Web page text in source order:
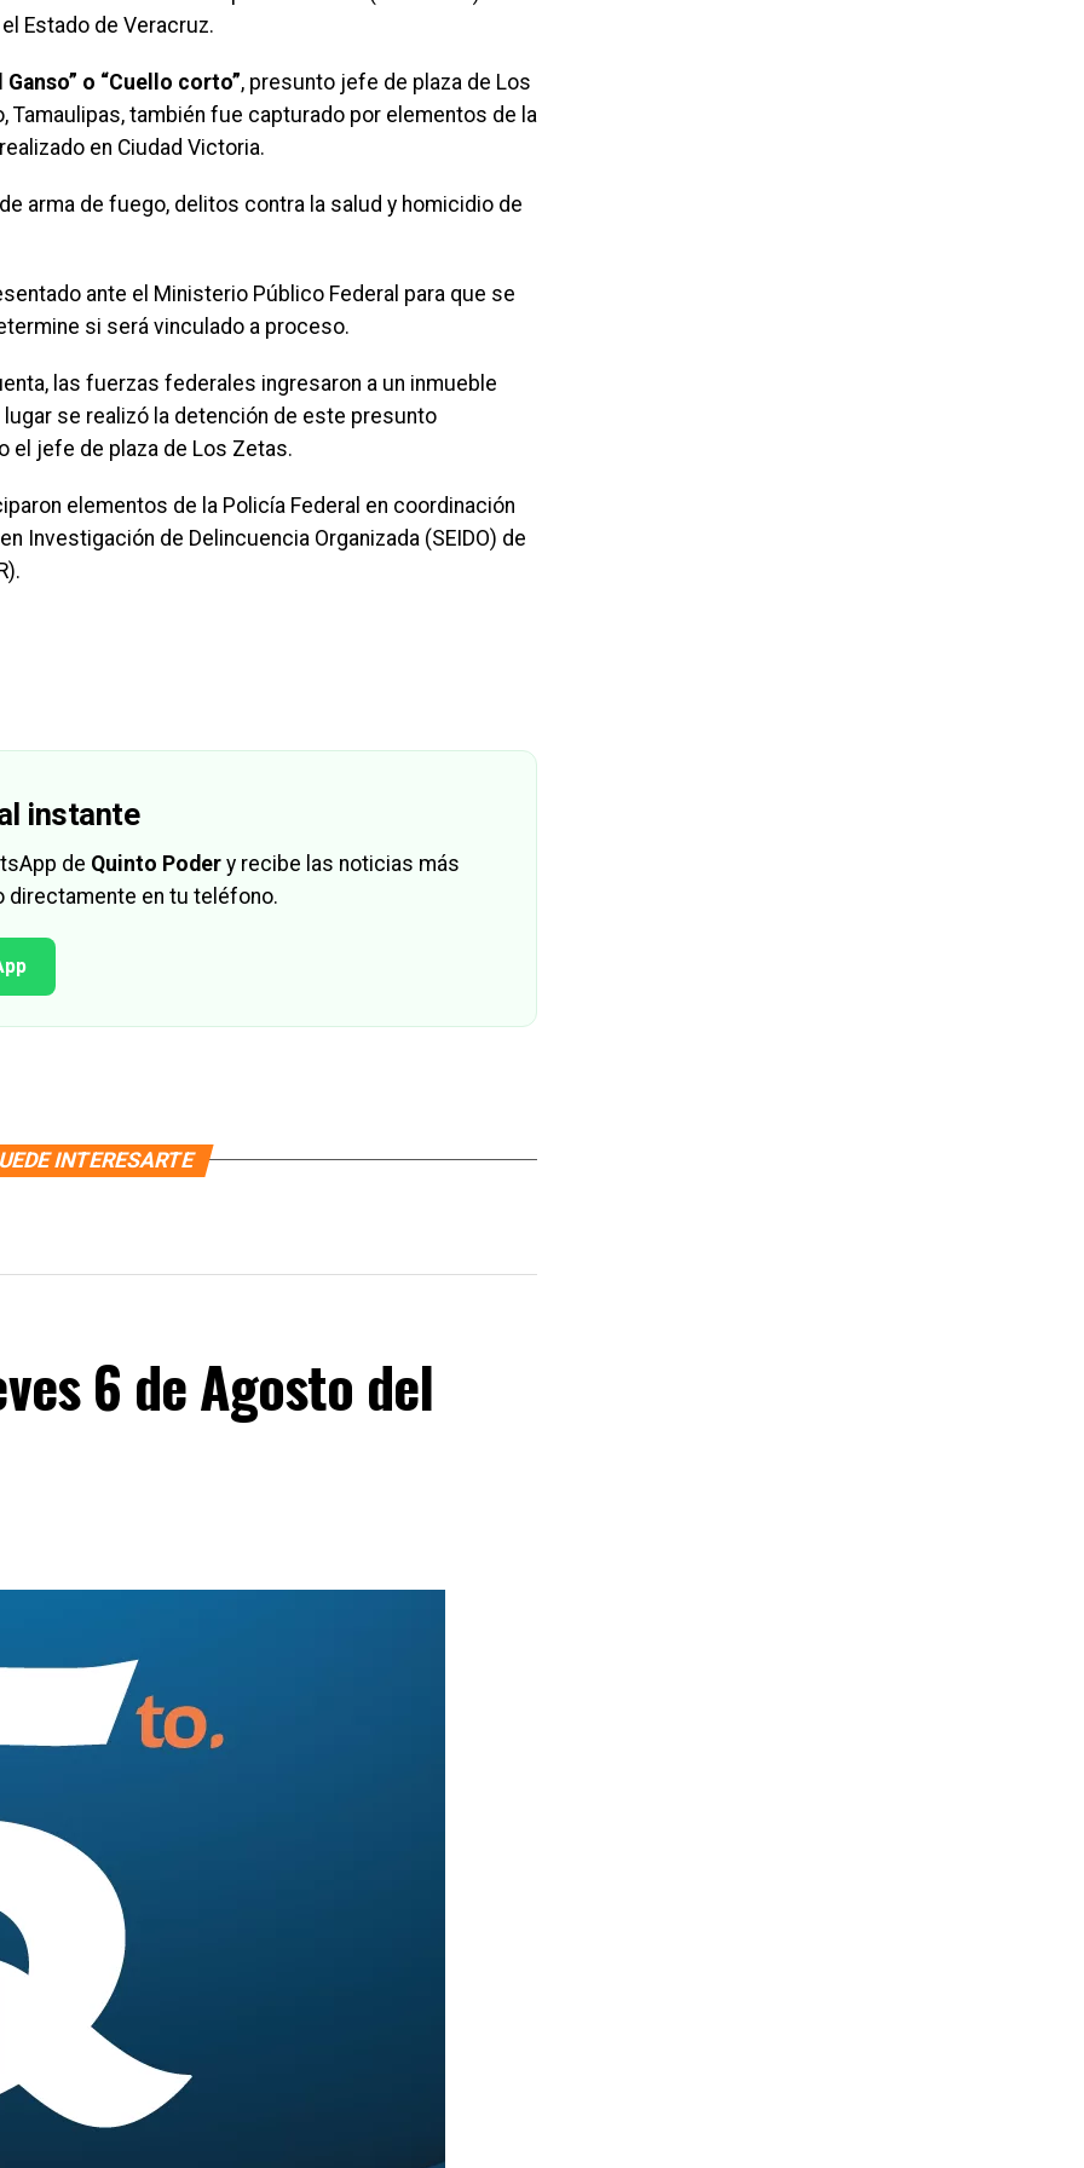
Estado de Veracruz.
Ganso” o “Cuello corto”, presunto jefe de plaza de Los
Tamaulipas, también fue capturado por elementos de la
en Ciudad Victoria.
arma de fuego, delitos contra la salud y homicidio de
ante el Ministerio Público Federal para que se
si será vinculado a proceso.
las fuerzas federales ingresaron a un inmueble
se realizó la detención de este presunto
el jefe de plaza de Los Zetas.
elementos de la Policía Federal en coordinación
Investigación de Delincuencia Organizada (SEIDO) de
instante
de Quinto Poder y recibe las noticias más
directamente en tu teléfono.
INTERESARTE
6 de Agosto del